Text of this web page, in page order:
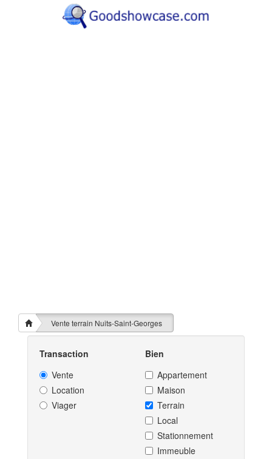
Vente terrain Nuits-Saint-Georges
Transaction
Vente
Location
Viager
Bien
Appartement
Maison
Terrain
Local
Stationnement
Immeuble